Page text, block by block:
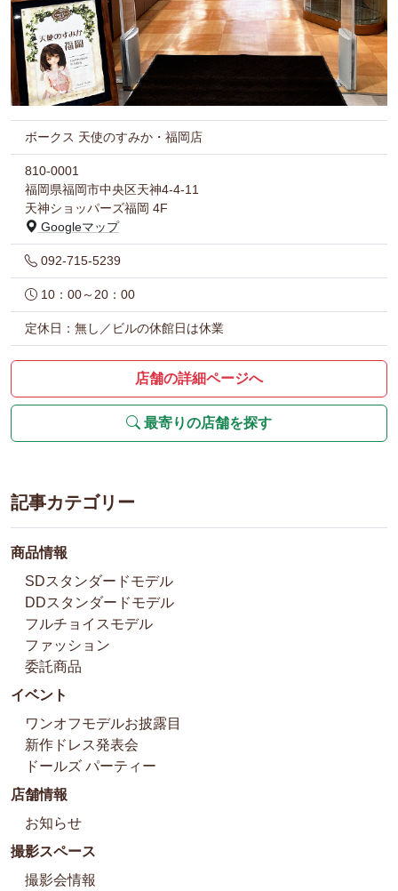
ボークス 天使のすみか・福岡店
810-0001
福岡県福岡市中央区天神4-4-11
天神ショッパーズ福岡 4F
Googleマップ
092-715-5239
10：00～20：00
定休日：無し／ビルの休館日は休業
店舗の詳細ページへ
最寄りの店舗を探す
記事カテゴリー
商品情報
SDスタンダードモデル
DDスタンダードモデル
フルチョイスモデル
ファッション
委託商品
イベント
ワンオフモデルお披露目
新作ドレス発表会
ドールズ パーティー
店舗情報
お知らせ
撮影スペース
撮影会情報